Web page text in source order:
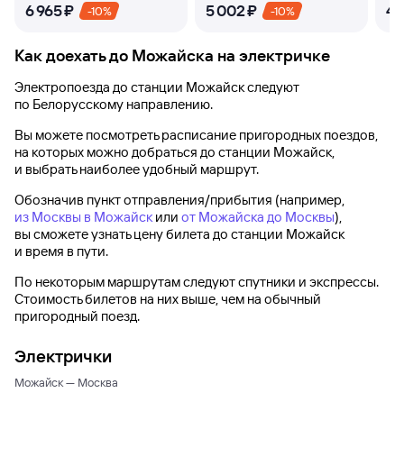
6 ⁠965 ⁠₽ -10% 5 ⁠002 ⁠₽ -10% 4
Как доехать до Можайска на электричке
Электропоезда до станции Можайскследуют
по Белорусскому направлению.
Вы можете посмотреть расписание пригородных поездов,
на которых можно добраться до станции Можайск,
и выбрать наиболее удобный маршрут.
Обозначив пункт отправления/прибытия (например,
из Москвы в Можайскили от Можайска до Москвы),
вы сможете узнать цену билета до станции Можайск
и время в пути.
По некоторым маршрутам следуют спутники и экспрессы.
Стоимость билетов на них выше, чем на обычный
пригородный поезд.
Электрички
Можайск — Москва